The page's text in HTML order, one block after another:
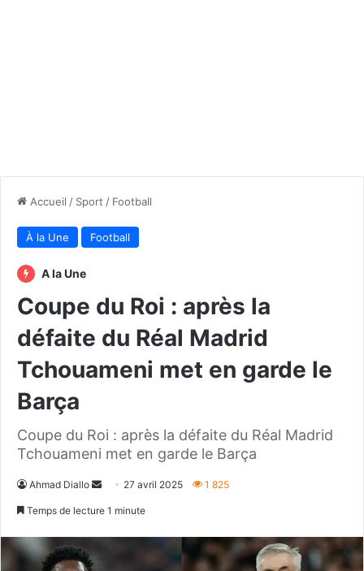
Accueil / Sport / Football
À la Une Football
A la Une
Coupe du Roi : après la
défaite du Réal Madrid
Tchouameni met en garde le
Barça
Coupe du Roi : après la défaite du Réal Madrid
Tchouameni met en garde le Barça
Ahmad Diallo
Envoyer27 avril 2025 1 825
Temps de lecture 1 minute